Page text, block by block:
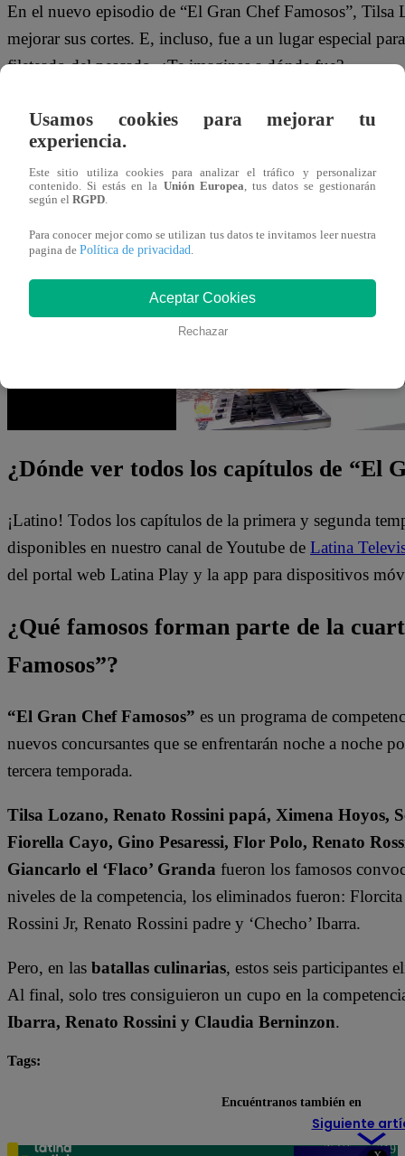
En el nuevo episodio de “El Gran Chef Famosos”, Tilsa
mejorar sus cortes. E, incluso, fue a un lugar especial
fileteado del pescado. ¿Te imaginas a dónde fue?
“El fin de semana pasado aproveché y me fui al
me quedé clavada en el puesto de pescado para que
práctica”, contó la participante.
Este viernes 10 de noviembre, los participantes de “El
de comida de la sierra peruana. ‘Checho’ Ibarra, Tilsa
¿Dónde ver todos los capítulos de “El
¡Latino! Todos los capítulos de la primera y segunda
disponibles en nuestro canal de Youtube de Latina
del portal web Latina Play y la app para dispositivos
¿Qué famosos forman parte de la
Famosos”?
“El Gran Chef Famosos” es un programa de
nuevos concursantes que se enfrentarán noche a noche
tercera temporada.
Tilsa Lozano, Renato Rossini papá, Ximena Hoyos,
Fiorella Cayo, Gino Pesaressi, Flor Polo, Renato
Giancarlo el ‘Flaco’ Granda fueron los famosos
niveles de la competencia, los eliminados fueron:
Rossini Jr, Renato Rossini padre y ‘Checho’ Ibarra.
Pero, en las batallas culinarias, estos seis participantes
Al final, solo tres consiguieron un cupo en la
Ibarra, Renato Rossini y Claudia Berninzon.
Tags:
Siguiente
Usamos cookies para mejorar tu
experiencia.
Este sitio utiliza cookies para analizar el tráfico y personalizar
contenido. Si estás en la Unión Europea, tus datos se gestionarán
según el RGPD.
Para conocer mejor como se utilizan tus datos te invitamos leer nuestra
pagina de Política de privacidad.
Aceptar Cookies
Rechazar
Encuéntranos también en
Teléfono: 219